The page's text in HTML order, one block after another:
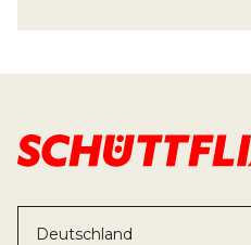
Deutschland